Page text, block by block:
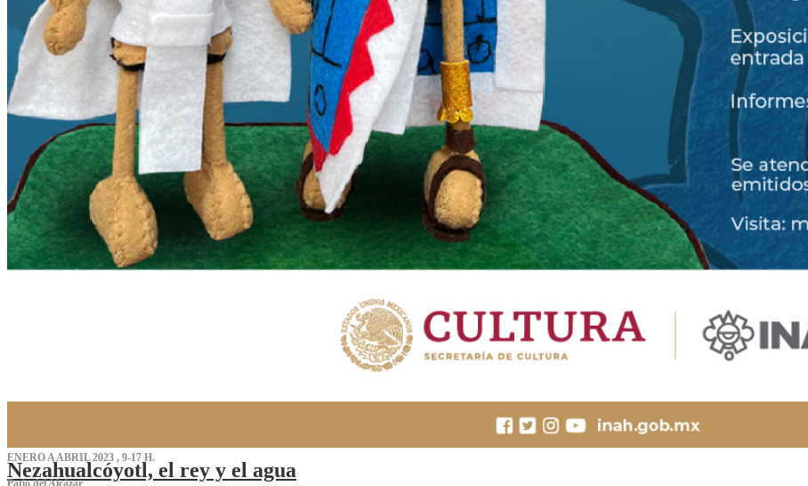
ENERO A ABRIL 2023 , 9-17 H.
Nezahualcóyotl, el rey y el agua